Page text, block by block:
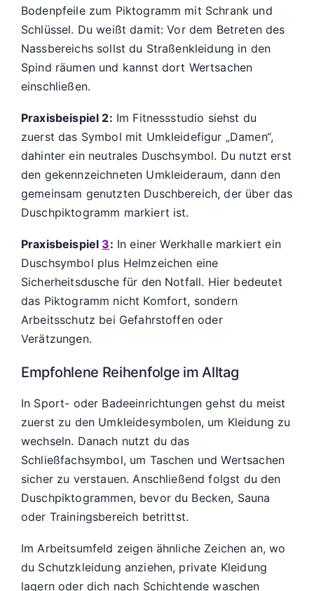
Bodenpfeile zum Piktogramm mit Schrank und
Schlüssel. Du weißt damit: Vor dem Betreten des
Nassbereichs sollst du Straßenkleidung in den
Spind räumen und kannst dort Wertsachen
einschließen.
Praxisbeispiel 2: Im Fitnessstudio siehst du
zuerst das Symbol mit Umkleidefigur „Damen“,
dahinter ein neutrales Duschsymbol. Du nutzt erst
den gekennzeichneten Umkleideraum, dann den
gemeinsam genutzten Duschbereich, der über das
Duschpiktogramm markiert ist.
Praxisbeispiel 3: In einer Werkhalle markiert ein
Duschsymbol plus Helmzeichen eine
Sicherheitsdusche für den Notfall. Hier bedeutet
das Piktogramm nicht Komfort, sondern
Arbeitsschutz bei Gefahrstoffen oder
Verätzungen.
Empfohlene Reihenfolge im Alltag
In Sport- oder Badeeinrichtungen gehst du meist
zuerst zu den Umkleidesymbolen, um Kleidung zu
wechseln. Danach nutzt du das
Schließfachsymbol, um Taschen und Wertsachen
sicher zu verstauen. Anschließend folgst du den
Duschpiktogrammen, bevor du Becken, Sauna
oder Trainingsbereich betrittst.
Im Arbeitsumfeld zeigen ähnliche Zeichen an, wo
du Schutzkleidung anziehen, private Kleidung
lagern oder dich nach Schichtende waschen